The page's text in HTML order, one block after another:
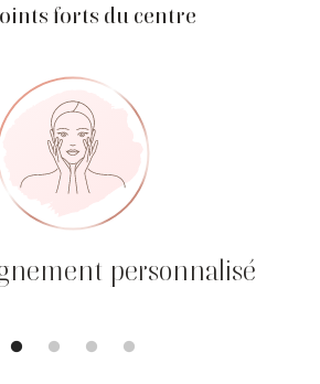
forts du centre
personnalisé